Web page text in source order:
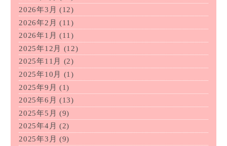
2026年3月 (12)
2026年2月 (11)
2026年1月 (11)
2025年12月
(12)
2025年11月
(2)
2025年10月
(1)
2025年9月 (1)
2025年6月 (13)
2025年5月 (9)
2025年4月 (2)
2025年3月 (9)